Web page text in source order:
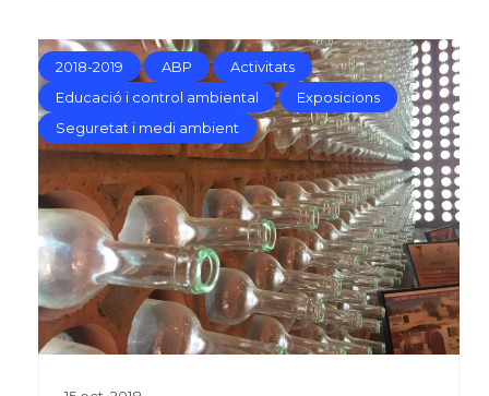
2018-2019 ABP
Activitats
Educació i control ambiental
Exposicions
Seguretat i medi ambient